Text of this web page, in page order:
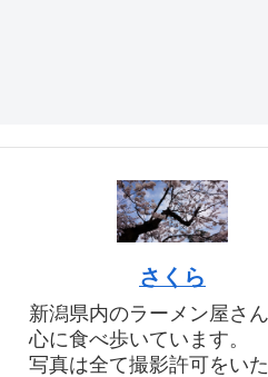
さくら
新潟県内のラーメン屋さ
心に食べ歩いています。
写真は全て撮影許可をい